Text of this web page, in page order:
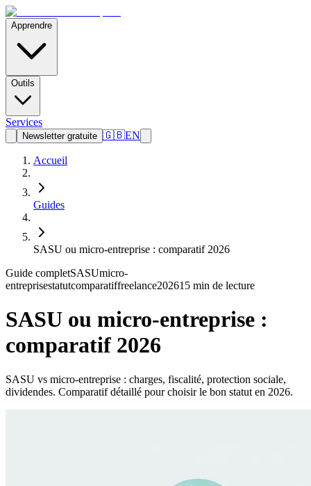
Apprendre
Outils
Services
Newsletter gratuite 🇬🇧EN
Accueil
Guides
SASU ou micro-entreprise : comparatif 2026
Guide completSASUmicro-
entreprisestatutcomparatiffreelance202615 min de lecture
SASU ou micro-entreprise :
comparatif 2026
SASU vs micro-entreprise : charges, fiscalité, protection sociale,
dividendes. Comparatif détaillé pour choisir le bon statut en 2026.